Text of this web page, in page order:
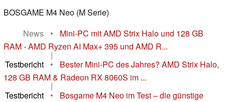
BOSGAME M4 Neo (M Serie)
News
•
Mini-PC mit AMD Strix Halo und 128 GB
RAM - AMD Ryzen AI Max+ 395 und AMD R...
|
Testbericht
•
Bester Mini-PC des Jahres? AMD Strix Halo,
128 GB RAM & Radeon RX 8060S im ...
|
Testbericht
•
Bosgame M4 Neo im Test – die günstige